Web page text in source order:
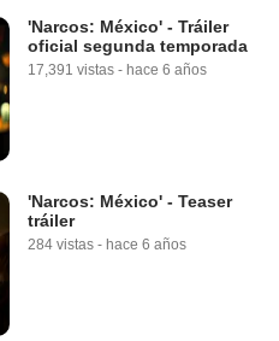
'Narcos: México' - Tráiler
oficial segunda temporada
17,391 vistas - hace 6 años
'Narcos: México' - Teaser
tráiler
284 vistas - hace 6 años